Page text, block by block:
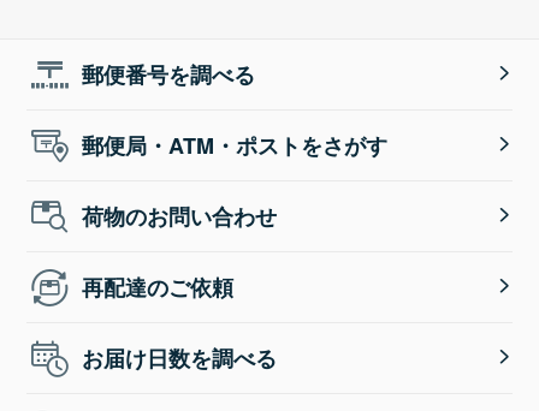
郵便番号を調べる
郵便局・ATM・ポストをさがす
荷物のお問い合わせ
再配達のご依頼
お届け日数を調べる